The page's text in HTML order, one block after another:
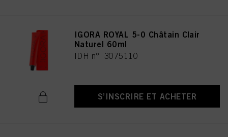
IGORA ROYAL 5-0 Châtain Clair
Naturel 60ml
IDH n° 3075110
S’INSCRIRE ET ACHETER